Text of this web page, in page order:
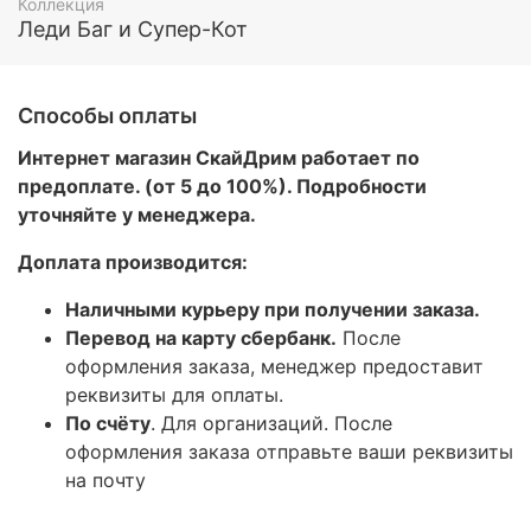
Коллекция
Леди Баг и Супер-Кот
Способы оплаты
Интернет магазин СкайДрим работает по
предоплате. (от 5 до 100%). Подробности
уточняйте у менеджера.
Доплата производится:
Наличными курьеру при получении заказа.
Перевод на карту сбербанк. После
оформления заказа, менеджер предоставит
реквизиты для оплаты.
По счёту. Для организаций. После
оформления заказа отправьте ваши реквизиты
на почту